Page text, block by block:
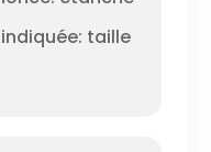
taille